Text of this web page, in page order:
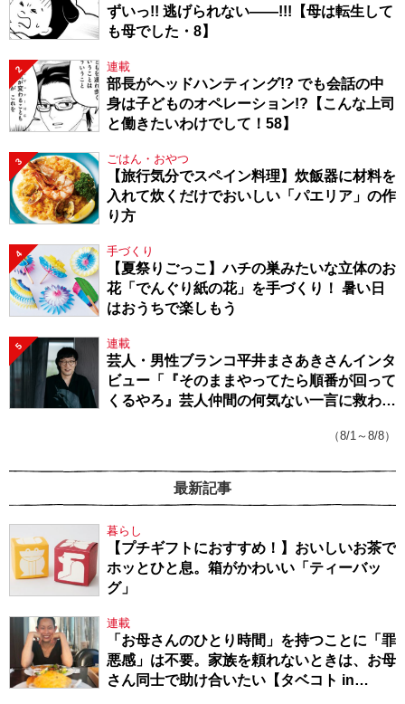
ずいっ!! 逃げられない――!!!【母は転生して
も母でした・8】
2 連載
部長がヘッドハンティング!? でも会話の中
身は子どものオペレーション!?【こんな上司
と働きたいわけでして！58】
3 ごはん・おやつ
【旅行気分でスペイン料理】炊飯器に材料を
入れて炊くだけでおいしい「パエリア」の作
り方
4 手づくり
【夏祭りごっこ】ハチの巣みたいな立体のお
花「でんぐり紙の花」を手づくり！ 暑い日
はおうちで楽しもう
5 連載
芸人・男性ブランコ平井まさあきさんインタ
ビュー「『そのままやってたら順番が回って
くるやろ』芸人仲間の何気ない一言に救われ
（8/1～8/8）
最新記事
暮らし
【プチギフトにおすすめ！】おいしいお茶で
ホッとひと息。箱がかわいい「ティーバッ
グ」
連載
「お母さんのひとり時間」を持つことに「罪
悪感」は不要。家族を頼れないときは、お母
さん同士で助け合いたい【タベコト in